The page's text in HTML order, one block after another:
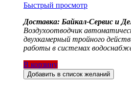
Быстрый просмотр
Доставка: Байкал-Сервис и
Воздухоотводчик
двухкамерный тройного
работы в системах
В корзину
Добавить в список желаний